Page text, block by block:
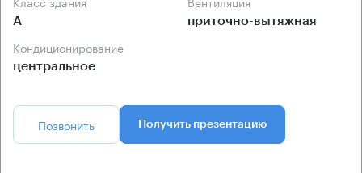
А приточно-вытяжная
Кондиционирование
центральное
Позвонить Получить презентацию